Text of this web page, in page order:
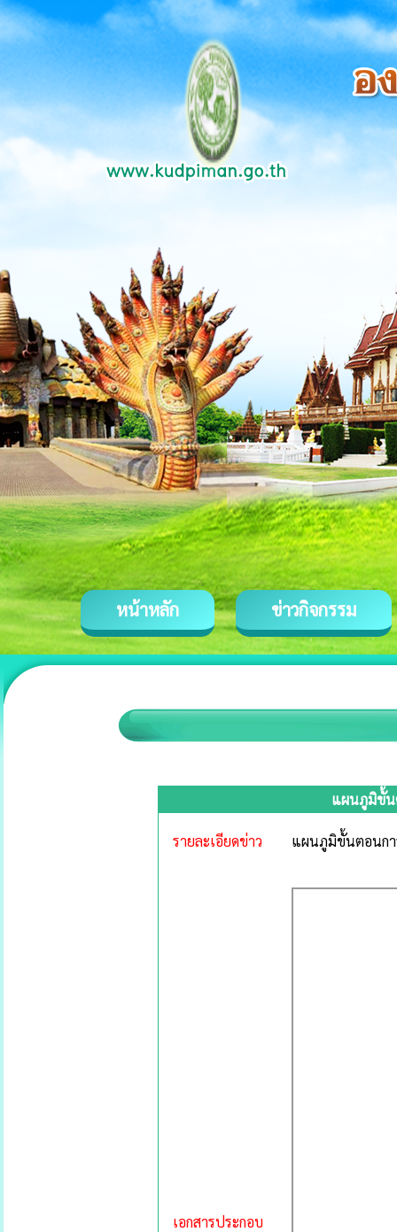
หน้าหลัก ข่าวกิจกรรม
แผนภูมิขั้น
รายละเอียดข่าว แผนภูมิขั้นตอนกา
เอกสารประกอบ